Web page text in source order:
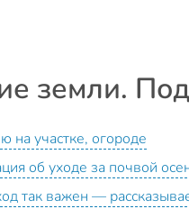
земли.
на участке, огороде
об уходе за почвой
так важен —